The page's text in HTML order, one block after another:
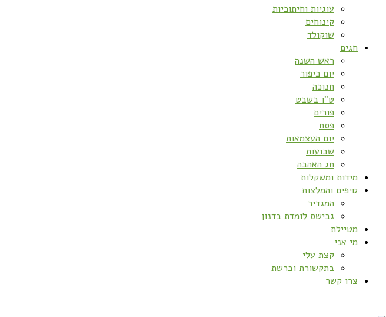
עוגיות וחיתוכיות
קינוחים
שוקולד
חגים
ראש השנה
יום כיפור
חנוכה
ט”ו בשבט
פורים
פסח
יום העצמאות
שבועות
חג האהבה
מידות ומשקלות
טיפים והמלצות
המגדיר
גבישס לומדת בדנון
מטיילת
מי אני
קצת עלי
בתקשורת וברשת
צרו קשר